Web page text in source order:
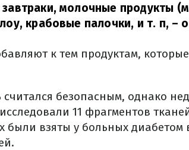
молочные продукты
крабовые палочки, и т. п, –
к тем продуктам,
безопасным, однако
11 фрагментов
были взяты у больных диабетом